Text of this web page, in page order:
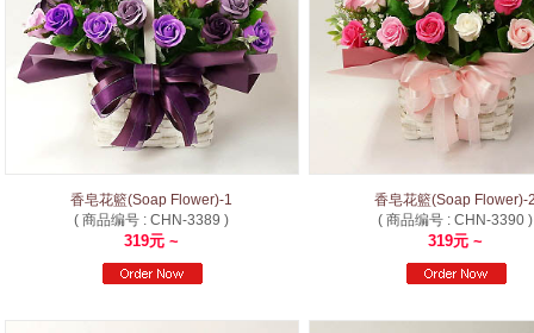
香皂花籃(Soap Flower)-1
( 商品编号 : CHN-3389 )
319元 ~
香皂花籃(Soap Flower)-
( 商品编号 : CHN-3390 )
319元 ~